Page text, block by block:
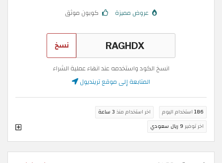
عروض مميزة كوبون موثق
نسخ
انسخ الكود واستخدمه عند انهاء عملية الشراء
المتابعة إلى موقع ترينديول
186 استخدام اليوم اخر استخدام منذ 3 ساعة
اخر توفير 9 ريال سعودي